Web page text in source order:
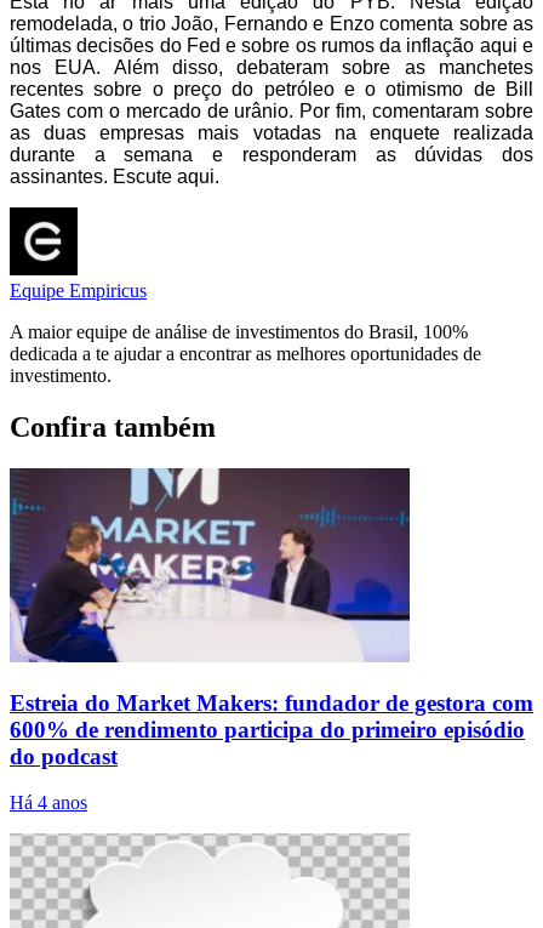
remodelada, o trio João, Fernando e Enzo comenta sobre as
últimas decisões do Fed e sobre os rumos da inflação aqui e
nos EUA. Além disso, debateram sobre as manchetes
recentes sobre o preço do petróleo e o otimismo de Bill
Gates com o mercado de urânio. Por fim, comentaram sobre
as duas empresas mais votadas na enquete realizada
durante a semana e responderam as dúvidas dos
assinantes. Escute aqui.
Equipe Empiricus
A maior equipe de análise de investimentos do Brasil, 100%
dedicada a te ajudar a encontrar as melhores oportunidades de
investimento.
Confira também
Estreia do Market Makers: fundador de gestora com
600% de rendimento participa do primeiro episódio
do podcast
Há 4 anos